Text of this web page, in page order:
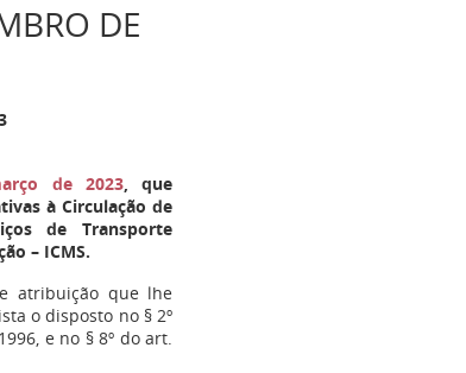
DE
de 2023, que
à Circulação de
de Transporte
– ICMS.
atribuição que lhe
o disposto no § 2º
e no § 8º do art.